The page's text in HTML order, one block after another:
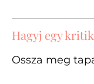
Hagyj egy
Ossza meg